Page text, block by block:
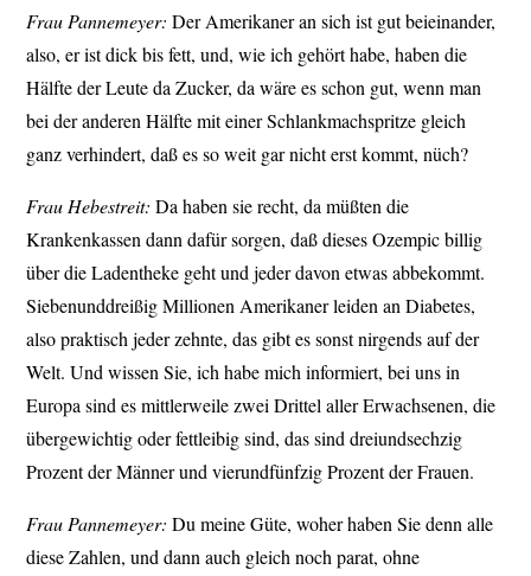
Frau Pannemeyer: Der Amerikaner an sich ist gut beieinander,
also, er ist dick bis fett, und, wie ich gehört habe, haben die
Hälfte der Leute da Zucker, da wäre es schon gut, wenn man
bei der anderen Hälfte mit einer Schlankmachspritze gleich
ganz verhindert, daß es so weit gar nicht erst kommt, nüch?
Frau Hebestreit: Da haben sie recht, da müßten die
Krankenkassen dann dafür sorgen, daß dieses Ozempic billig
über die Ladentheke geht und jeder davon etwas abbekommt.
Siebenunddreißig Millionen Amerikaner leiden an Diabetes,
also praktisch jeder zehnte, das gibt es sonst nirgends auf der
Welt. Und wissen Sie, ich habe mich informiert, bei uns in
Europa sind es mittlerweile zwei Drittel aller Erwachsenen, die
übergewichtig oder fettleibig sind, das sind dreiundsechzig
Prozent der Männer und vierundfünfzig Prozent der Frauen.
Frau Pannemeyer: Du meine Güte, woher haben Sie denn alle
diese Zahlen, und dann auch gleich noch parat, ohne